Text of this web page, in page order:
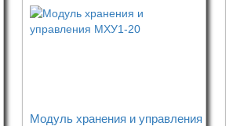
Модуль хранения и управления